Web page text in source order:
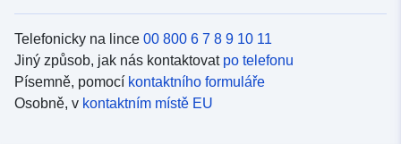
Telefonicky na lince 00 800 6 7 8 9 10 11
Jiný způsob, jak nás kontaktovat po telefonu
Písemně, pomocí kontaktního formuláře
Osobně, v kontaktním místě EU